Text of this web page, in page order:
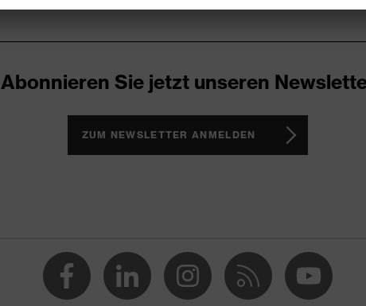
Abonnieren Sie jetzt unseren
ZUM NEWSLETTER ANMELDEN